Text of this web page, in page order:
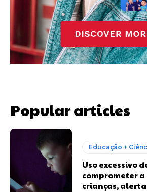
Popular articles
Educação +
Uso excessivo
comprometer
crianças,